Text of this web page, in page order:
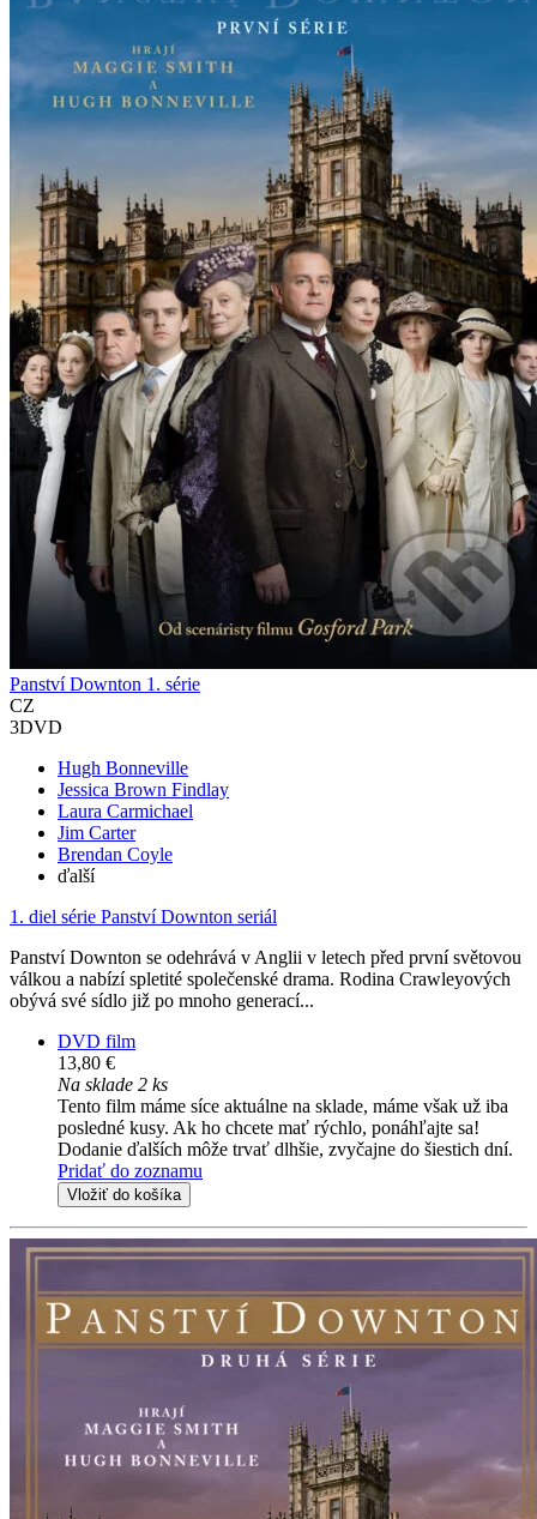
Panství Downton 1. série
CZ
3DVD
Hugh Bonneville
Jessica Brown Findlay
Laura Carmichael
Jim Carter
Brendan Coyle
ďalší
1. diel série Panství Downton seriál
Panství Downton se odehrává v Anglii v letech před první světovou
válkou a nabízí spletité společenské drama. Rodina Crawleyových
obývá své sídlo již po mnoho generací...
DVD film
13,80 €
Na sklade 2 ks
Tento film máme síce aktuálne na sklade, máme však už iba
posledné kusy. Ak ho chcete mať rýchlo, ponáhľajte sa!
Dodanie ďalších môže trvať dlhšie, zvyčajne do šiestich dní.
Pridať do zoznamu
Vložiť do košíka